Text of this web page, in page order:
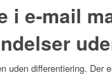
i e-mail
uden differentiering.